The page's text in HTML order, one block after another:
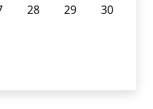
28 29
30